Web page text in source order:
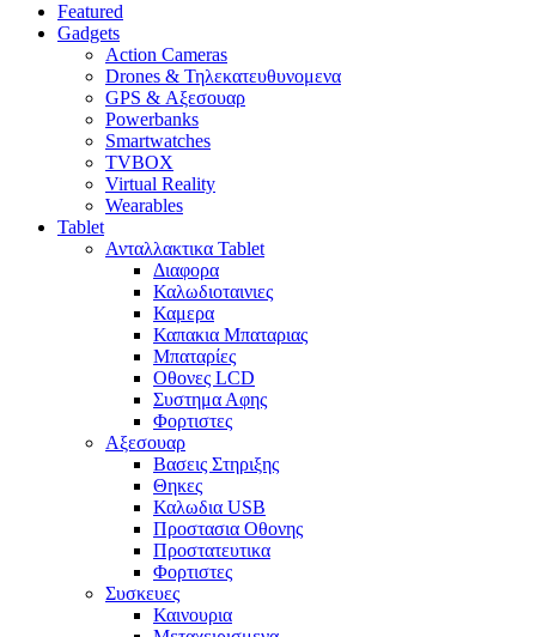
Featured
Gadgets
Action Cameras
Drones & Τηλεκατευθυνομενα
GPS & Αξεσουαρ
Powerbanks
Smartwatches
TVBOX
Virtual Reality
Wearables
Tablet
Ανταλλακτικα Tablet
Διαφορα
Καλωδιοταινιες
Καμερα
Καπακια Μπαταριας
Μπαταρίες
Οθονες LCD
Συστημα Αφης
Φορτιστες
Αξεσουαρ
Βασεις Στηριξης
Θηκες
Καλωδια USB
Προστασια Οθονης
Προστατευτικα
Φορτιστες
Συσκευες
Καινουρια